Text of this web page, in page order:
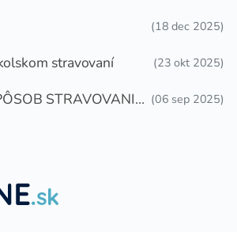
(18 dec 2025)
stravovaní (23 okt 2025)
STRAVOVANIA (06 sep 2025)